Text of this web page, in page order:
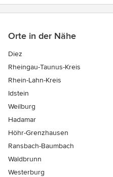
Orte in der Nähe
Diez
Rheingau-Taunus-Kreis
Rhein-Lahn-Kreis
Idstein
Weilburg
Hadamar
Höhr-Grenzhausen
Ransbach-Baumbach
Waldbrunn
Westerburg